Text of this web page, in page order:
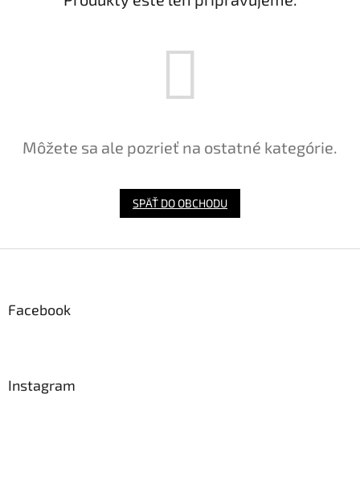
Môžete sa ale pozrieť na ostatné kategórie.
SPÄŤ DO OBCHODU
Facebook
Instagram